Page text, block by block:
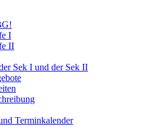
I
II
Sek I und der Sek II
Terminkalender